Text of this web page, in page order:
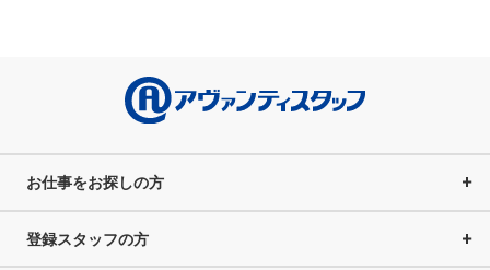
お仕事をお探しの方
登録スタッフの方